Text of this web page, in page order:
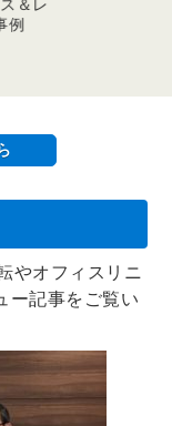
やオフィスリニ
ー記事をご覧い